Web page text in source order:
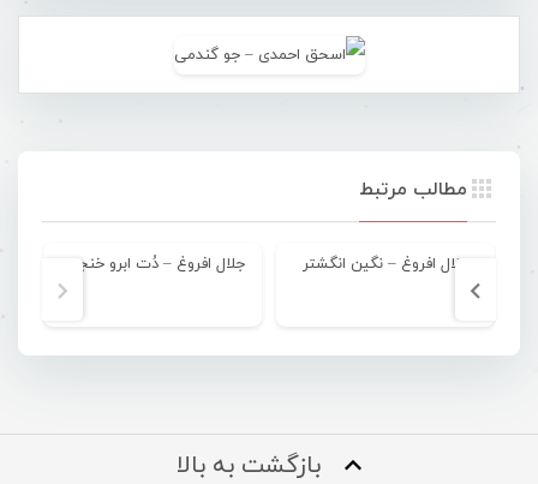
مطالب مرتبط
جلال افروغ – نگین انگشتر جلال افروغ – دُت ابرو خنجری
بازگشت به بالا